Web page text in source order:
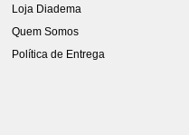
Loja Diadema
Quem Somos
Política de Entrega